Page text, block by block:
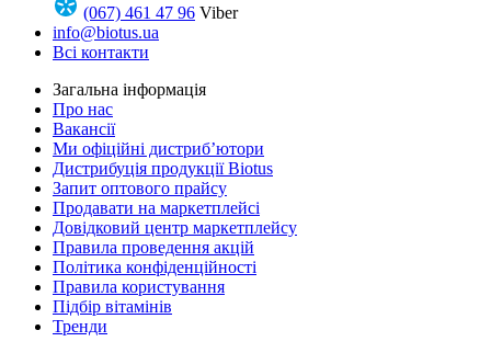
(067) 461 47 96 Viber
info@biotus.ua
Всі контакти
Загальна інформація
Про нас
Вакансії
Ми офіційні дистриб’ютори
Дистрибуція продукції Biotus
Запит оптового прайсу
Продавати на маркетплейсі
Довідковий центр маркетплейсу
Правила проведення акцій
Політика конфіденційності
Правила користування
Підбір вітамінів
Тренди